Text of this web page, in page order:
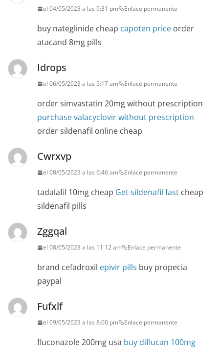
el 04/05/2023 a las 9:31 pm Enlace permanente
buy nateglinide cheap capoten price order
atacand 8mg pills
Idrops
el 06/05/2023 a las 5:17 am Enlace permanente
order simvastatin 20mg without prescription
purchase valacyclovir without prescription
order sildenafil online cheap
Cwrxvp
el 08/05/2023 a las 6:46 am Enlace permanente
tadalafil 10mg cheap Get sildenafil fast cheap
sildenafil pills
Zggqal
el 08/05/2023 a las 11:12 am Enlace permanente
brand cefadroxil epivir pills buy propecia
paypal
Fufxlf
el 09/05/2023 a las 8:00 pm Enlace permanente
fluconazole 200mg usa buy diflucan 100mg